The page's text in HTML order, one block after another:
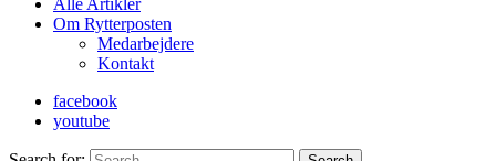
Alle Artikler
Om Rytterposten
Medarbejdere
Kontakt
facebook
youtube